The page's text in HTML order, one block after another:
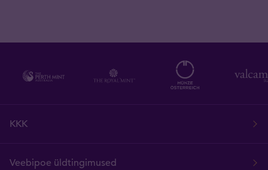
KKK
Veebipoe üldtingimused